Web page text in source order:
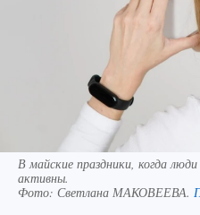
В майские праздники, когда
активны.
Фото: Светлана МАКОВЕЕВА.